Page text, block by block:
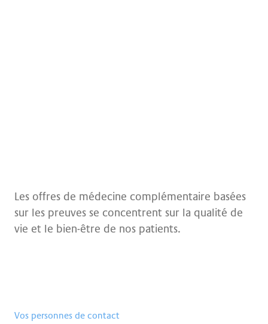
Les offres de médecine complémentaire basées
sur les preuves se concentrent sur la qualité de
vie et le bien-être de nos patients.
Vos personnes de contact